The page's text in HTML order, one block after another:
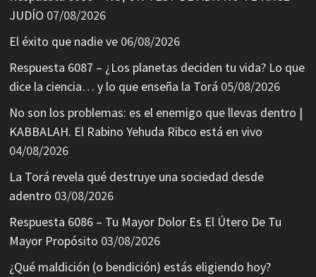
JUDÍO 07/08/2026
El éxito que nadie ve 06/08/2026
Respuesta 6087 – ¿Los planetas deciden tu vida? Lo que
dice la ciencia… y lo que enseña la Torá 05/08/2026
No son los problemas: es el enemigo que llevas dentro |
KABBALAH. El Rabino Yehuda Ribco está en vivo
04/08/2026
La Torá revela qué destruye una sociedad desde
adentro 03/08/2026
Respuesta 6086 – Tu Mayor Dolor Es El Útero De Tu
Mayor Propósito 03/08/2026
¿Qué maldición (o bendición) estás eligiendo hoy?